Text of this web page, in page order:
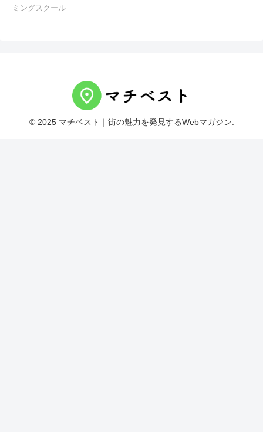
ミングスクール
© 2025 マチベスト｜街の魅力を発見するWebマガジン.